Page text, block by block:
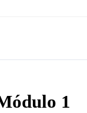
1